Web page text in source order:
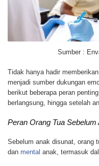
Sumber :
Tidak hanya hadir
menjadi sumber dukungan
berikut beberapa peran
berlangsung, hingga setelah
Peran Orang Tua Sebelum
Sebelum anak disunat, orang
dan mental anak, termasuk